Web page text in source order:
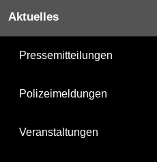
Aktuelles
Pressemitteilungen
Polizeimeldungen
Veranstaltungen